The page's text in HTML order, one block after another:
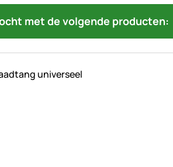
met de volgende producten: